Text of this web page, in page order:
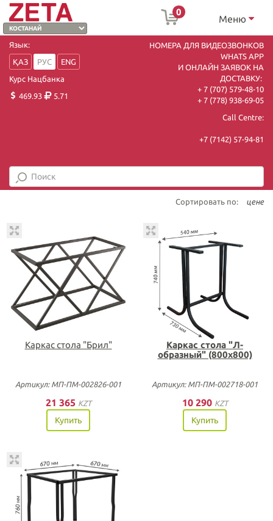
0
Меню
Язык:
ҚАЗ
РУС
ENG
Курс Нацбанка
469.93
5.71
НОМЕРА ДЛЯ ВИДЕОЗВОНКОВ
WHATS APP
И ОНЛАЙН ЗАЯВОК НА
ДОСТАВКУ:
+ 7 (707) 579-48-10
+ 7 (778) 938-69-05
Call Centre:
+7 (7142) 57-94-81
Сортировать по: цене
Каркас стола "Брил"
Артикул: МП-ПМ-002826-001
21 365 KZT
Купить
Каркас стола "Л-
образный" (800х800)
Артикул: МП-ПМ-002718-001
10 290 KZT
Купить